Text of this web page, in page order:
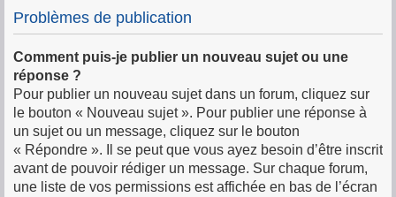
Problèmes de publication
Comment puis-je publier un nouveau sujet ou une
réponse ?
Pour publier un nouveau sujet dans un forum, cliquez sur
le bouton « Nouveau sujet ». Pour publier une réponse à
un sujet ou un message, cliquez sur le bouton
« Répondre ». Il se peut que vous ayez besoin d’être inscrit
avant de pouvoir rédiger un message. Sur chaque forum,
une liste de vos permissions est affichée en bas de l’écran